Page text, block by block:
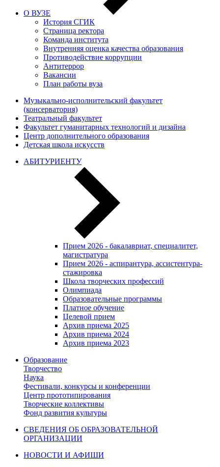
О ВУЗЕ
История СГИК
Страница ректора
Команда института
Внутренняя оценка качества образования
Противодействие коррупции
Антитеррор
Вакансии
План работы вуза
Музыкально-исполнительский факультет
(консерватория)
Театральный факультет
Факультет гуманитарных технологий и дизайна
Центр дополнительного образования
Детская школа искусств
АБИТУРИЕНТУ
Прием 2026 - бакалавриат, специалитет,
магистратура
Прием 2026 - аспирантура, ассистентура-
стажировка
Школа творческих профессий
Олимпиада
Образовательные программы
Платное обучение
Целевой прием
Архив приема 2025
Архив приема 2024
Архив приема 2023
Образование
Творчество
Наука
Фестивали, конкурсы и конференции
Центр прототипирования
Творческие коллективы
Фонд развития культуры
СВЕДЕНИЯ ОБ ОБРАЗОВАТЕЛЬНОЙ
ОРГАНИЗАЦИИ
НОВОСТИ И АФИШИ